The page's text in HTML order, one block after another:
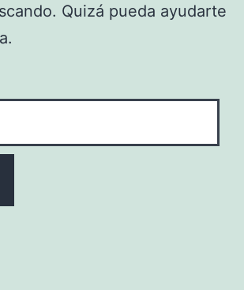
Quizá pueda ayudarte